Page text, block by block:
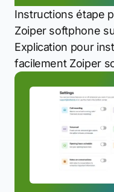
Instructions étape
Zoiper softphone
Explication pour
facilement Zoiper